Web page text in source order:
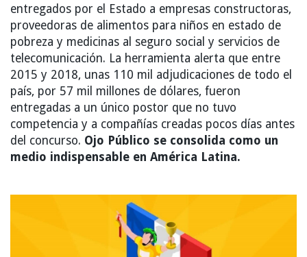
entregados por el Estado a empresas constructoras,
proveedoras de alimentos para niños en estado de
pobreza y medicinas al seguro social y servicios de
telecomunicación. La herramienta alerta que entre
2015 y 2018, unas 110 mil adjudicaciones de todo el
país, por 57 mil millones de dólares, fueron
entregadas a un único postor que no tuvo
competencia y a compañías creadas pocos días antes
del concurso. Ojo Público se consolida como un
medio indispensable en América Latina.